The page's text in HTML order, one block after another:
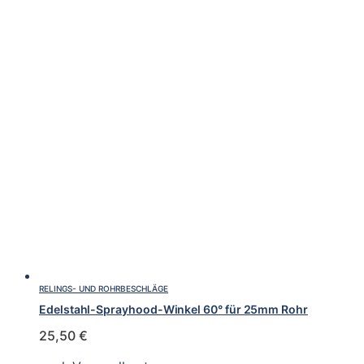
RELINGS- UND ROHRBESCHLÄGE
Edelstahl-Sprayhood-Winkel 60° für 25mm Rohr
25,50 €